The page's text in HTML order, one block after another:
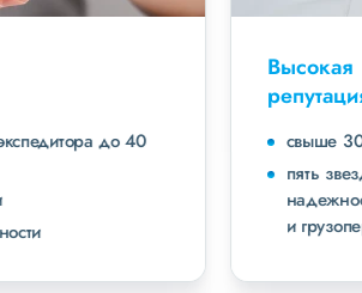
свыше 300 постоянных клиентов
пять звезд (максимальная
надежности сообщества
и грузоперевозчиков АТИ